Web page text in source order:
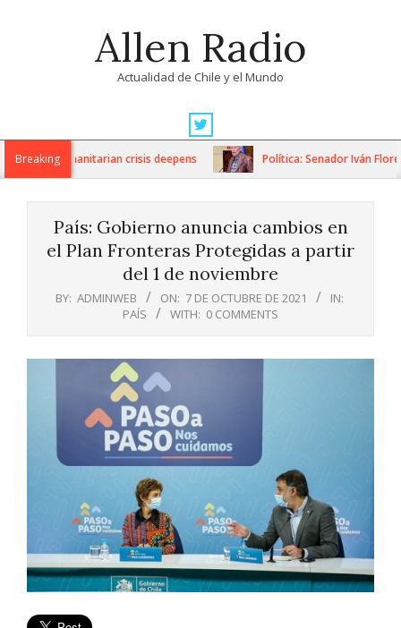
Allen Radio
Actualidad de Chile y el Mundo
Navigation
MenuBreaking
as humanitarian crisis deepens Política: Senador Iván Flores
País: Gobierno anuncia cambios en
el Plan Fronteras Protegidas a partir
del 1 de noviembre
BY: ADMINWEB ON: 7 DE OCTUBRE DE 2021
IN:
PAÍS
WITH: 0 COMMENTS